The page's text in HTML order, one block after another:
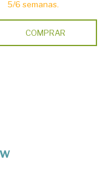
5/6 semanas.
COMPRAR